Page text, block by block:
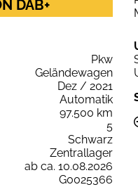
DAB+
Pkw
Geländewagen
Dez / 2021
Automatik
97.500 km
5
Schwarz
Zentrallager
ab ca. 10.08.2026
G0025366